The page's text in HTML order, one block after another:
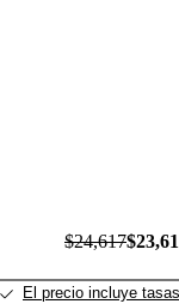
$24,617
El precio incluye tasas